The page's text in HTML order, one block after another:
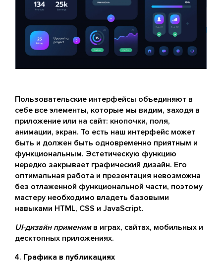
Пользовательские интерфейсы объединяют в
себе все элементы, которые мы видим, заходя в
приложение или на сайт: кнопочки, поля,
анимации, экран. То есть наш интерфейс может
быть и должен быть одновременно приятным и
функциональным. Эстетическую функцию
нередко закрывает графический дизайн. Его
оптимальная работа и презентация невозможна
без отлаженной функциональной части, поэтому
мастеру необходимо владеть базовыми
навыками HTML, СSS и JavaScript.
UI-дизайн применимв играх, сайтах, мобильных и
десктопных приложениях.
Графика в публикациях